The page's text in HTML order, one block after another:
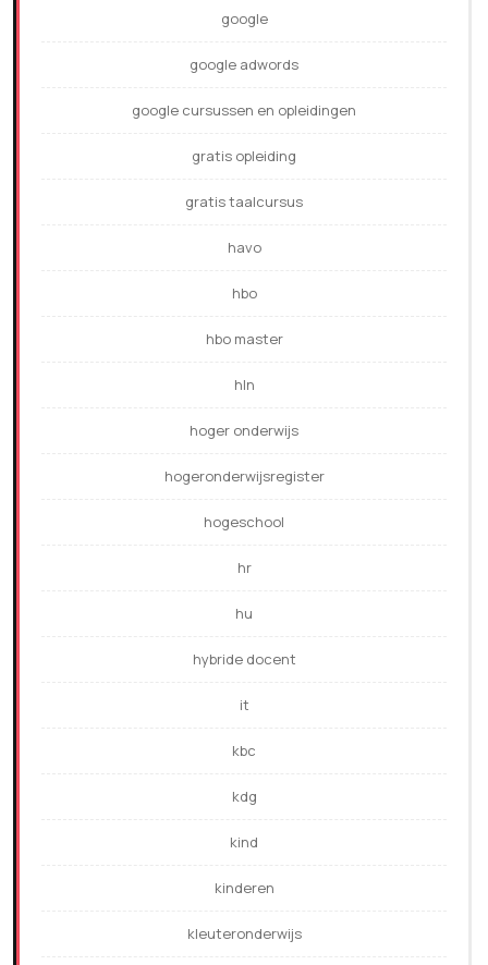
google
google adwords
google cursussen en opleidingen
gratis opleiding
gratis taalcursus
havo
hbo
hbo master
hln
hoger onderwijs
hogeronderwijsregister
hogeschool
hr
hu
hybride docent
it
kbc
kdg
kind
kinderen
kleuteronderwijs